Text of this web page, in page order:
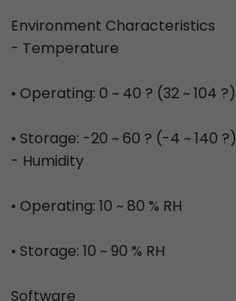
Environment Characteristics
- Temperature
• Operating: 0 ~ 40 ? (32 ~ 104 ?)
• Storage: -20 ~ 60 ? (-4 ~ 140 ?)
- Humidity
• Operating: 10 ~ 80 % RH
• Storage: 10 ~ 90 % RH
Software